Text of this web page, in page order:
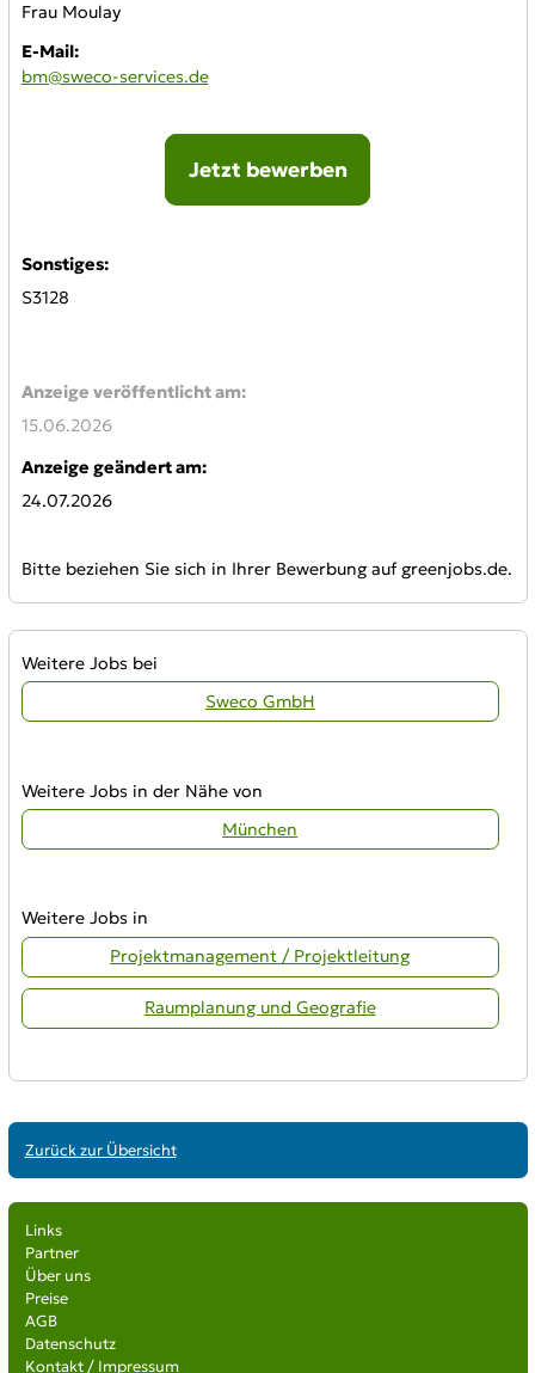
Frau Moulay
E-Mail:
bm@sweco-services.de
Jetzt bewerben
Sonstiges:
S3128
Anzeige veröffentlicht am:
15.06.2026
Anzeige geändert am:
24.07.2026
Bitte beziehen Sie sich in Ihrer Bewerbung auf greenjobs.de.
Weitere Jobs bei
Sweco GmbH
Weitere Jobs in der Nähe von
München
Weitere Jobs in
Projektmanagement / Projektleitung
Raumplanung und Geografie
Zurück zur Übersicht
Links
Partner
Über uns
Preise
AGB
Datenschutz
Kontakt / Impressum